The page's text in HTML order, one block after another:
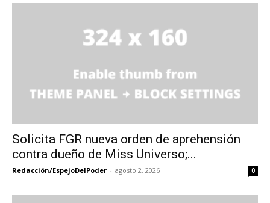
Solicita FGR nueva orden de aprehensión
contra dueño de Miss Universo;...
Redacción/EspejoDelPoder - agosto 2, 2026 0